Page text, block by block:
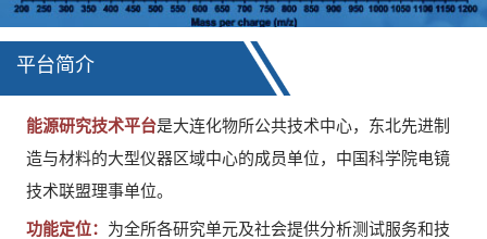
平台简介
能源研究技术平台是大连化物所公共技术中心，东北先进制
造与材料的大型仪器区域中心的成员单位，中国科学院电镜
技术联盟理事单位。
功能定位： 为全所各研究单元及社会提供分析测试服务和技